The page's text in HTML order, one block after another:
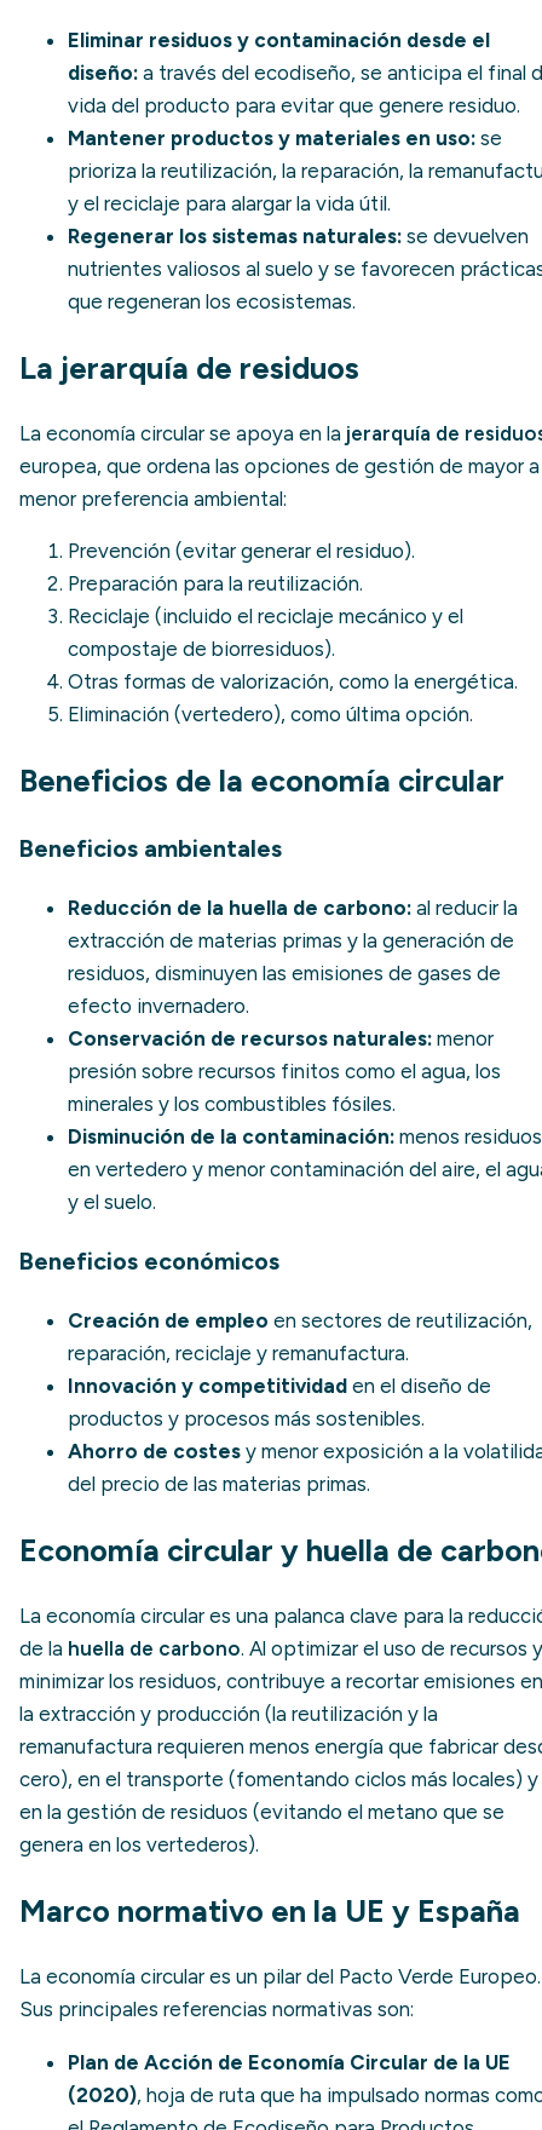
Eliminar residuos y contaminación desde el
diseño: a través del ecodiseño, se anticipa el final
vida del producto para evitar que genere residuo.
Mantener productos y materiales en uso: se
prioriza la reutilización, la reparación, la
y el reciclaje para alargar la vida útil.
Regenerar los sistemas naturales: se devuelven
nutrientes valiosos al suelo y se favorecen
que regeneran los ecosistemas.
La jerarquía de residuos
La economía circular se apoya en la jerarquía de
europea, que ordena las opciones de gestión de mayor a
menor preferencia ambiental:
Prevención (evitar generar el residuo).
Preparación para la reutilización.
Reciclaje (incluido el reciclaje mecánico y el
compostaje de biorresiduos).
Otras formas de valorización, como la energética.
Eliminación (vertedero), como última opción.
Beneficios de la economía circular
Beneficios ambientales
Reducción de la huella de carbono: al reducir la
extracción de materias primas y la generación de
residuos, disminuyen las emisiones de gases de
efecto invernadero.
Conservación de recursos naturales: menor
presión sobre recursos finitos como el agua, los
minerales y los combustibles fósiles.
Disminución de la contaminación: menos residuos
en vertedero y menor contaminación del aire, el
y el suelo.
Beneficios económicos
Creación de empleo en sectores de reutilización,
reparación, reciclaje y remanufactura.
Innovación y competitividad en el diseño de
productos y procesos más sostenibles.
Ahorro de costes y menor exposición a la
del precio de las materias primas.
Economía circular y huella de
La economía circular es una palanca clave para la
de la huella de carbono. Al optimizar el uso de recursos y
minimizar los residuos, contribuye a recortar emisiones en
la extracción y producción (la reutilización y la
remanufactura requieren menos energía que fabricar
cero), en el transporte (fomentando ciclos más locales) y
en la gestión de residuos (evitando el metano que se
genera en los vertederos).
Marco normativo en la UE y España
La economía circular es un pilar del Pacto Verde Europeo.
Sus principales referencias normativas son:
Plan de Acción de Economía Circular de la UE
(2020), hoja de ruta que ha impulsado normas